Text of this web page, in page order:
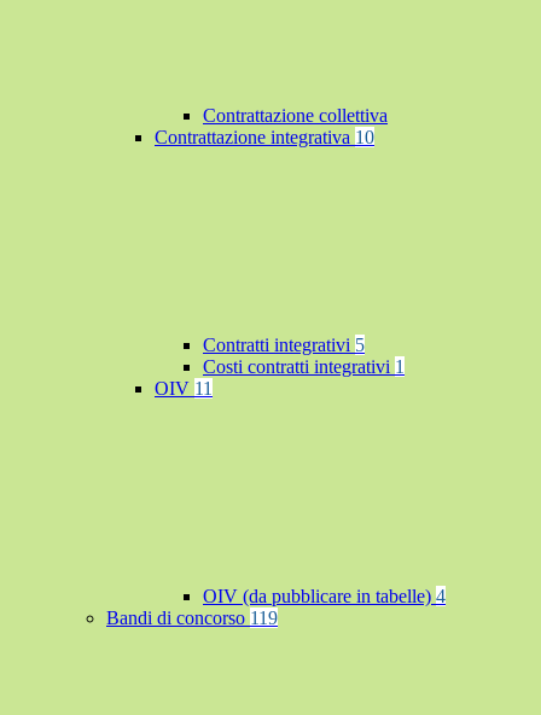
Contrattazione collettiva
Contrattazione integrativa 10
Contratti integrativi 5
Costi contratti integrativi 1
OIV 11
OIV (da pubblicare in tabelle) 4
Bandi di concorso 119